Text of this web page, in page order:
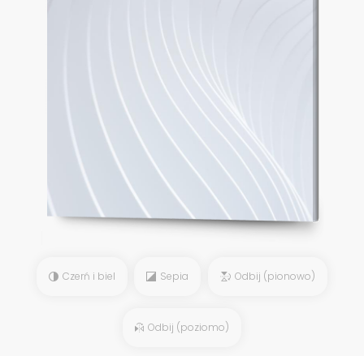
Czerń i biel Sepia Odbij (pionowo)
Odbij (poziomo)